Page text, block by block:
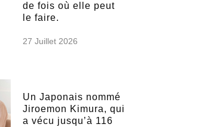
de fois où elle peut
le faire.
27 Juillet 2026
Un Japonais nommé
Jiroemon Kimura, qui
a vécu jusqu’à 116